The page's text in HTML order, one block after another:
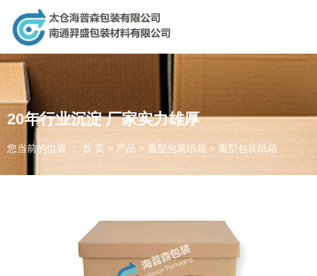
太仓海普森包装有限公司，专业生产销售：纸制品，重型包装，现
场捆包服务，供应链对接，木制品！
太仓海普森包装有限公司
生产贸易相结合的新型创新公司
诚信、合作、精湛、创新
20年行业沉淀 厂家实力雄厚
您当前的位置 ： 首 页 > 产品 > 重型包装纸箱 > 重型包装纸箱